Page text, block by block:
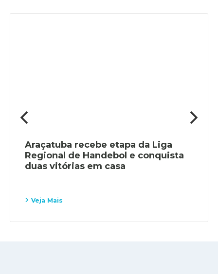
Araçatuba recebe etapa da Liga
Regional de Handebol e conquista
duas vitórias em casa
Veja Mais